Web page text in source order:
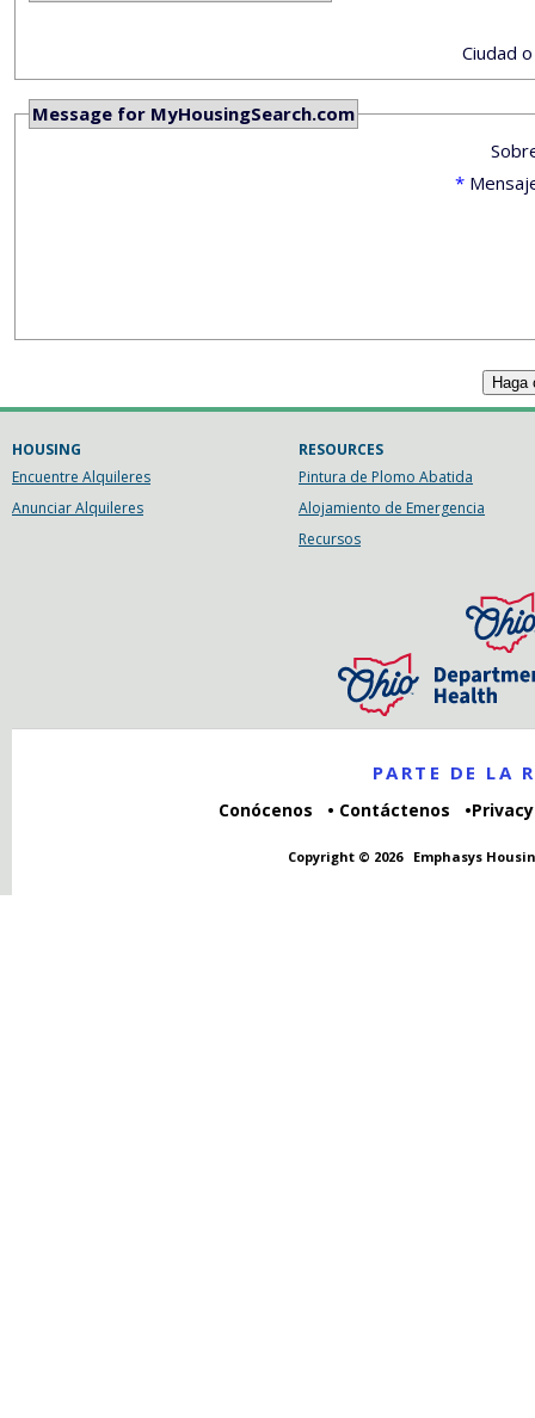
Ciudad
Message for MyHousingSearch.com
*
HOUSING
Encuentre Alquileres
Anunciar Alquileres
RESOURCES
Pintura de Plomo Abatida
Alojamiento de Emergencia
Recursos
PARTE DE LA
Conócenos Contáctenos
Copyright © 2026 Emphasys